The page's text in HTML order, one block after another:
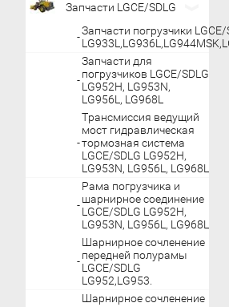
Запчасти LGCE/SDLG
Запчасти погрузчики LGCE/
Запчасти для
погрузчиков LGCE/SDLG
LG952H, LG953N,
LG956L, LG968L
Трансмиссия ведущий
мост гидравлическая
тормозная система
LGCE/SDLG LG952H,
LG953N, LG956L, LG968L
Рама погрузчика и
шарнирное соединение
LGCE/SDLG LG952H,
LG953N, LG956L, LG968L
Шарнирное сочленение
передней полурамы
LGCE/SDLG
LG952,LG953.
Шарнирное сочленение